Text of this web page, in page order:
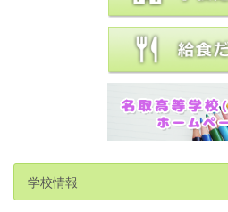
学校情報